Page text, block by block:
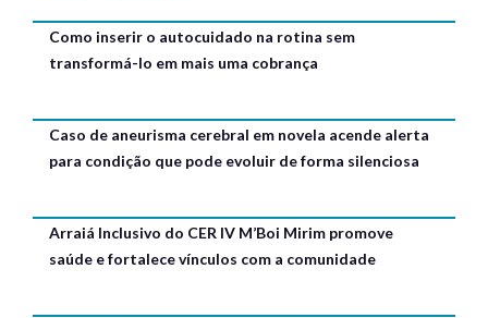
Como inserir o autocuidado na rotina sem
transformá-lo em mais uma cobrança
Caso de aneurisma cerebral em novela acende alerta
para condição que pode evoluir de forma silenciosa
Arraiá Inclusivo do CER IV M’Boi Mirim promove
saúde e fortalece vínculos com a comunidade